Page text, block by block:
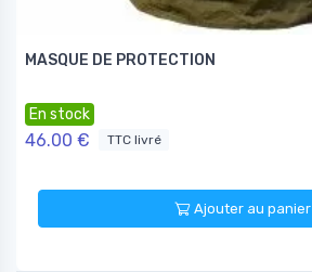
MASQUE DE PROTECTION
En stock
46.00 € TTC livré
Ajouter au panier